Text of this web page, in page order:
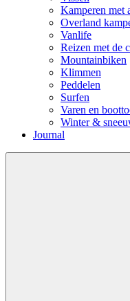
Kamperen met
Overland
Vanlife
Reizen met de
Mountainbiken
Klimmen
Peddelen
Surfen
Varen en
Winter &
Journal